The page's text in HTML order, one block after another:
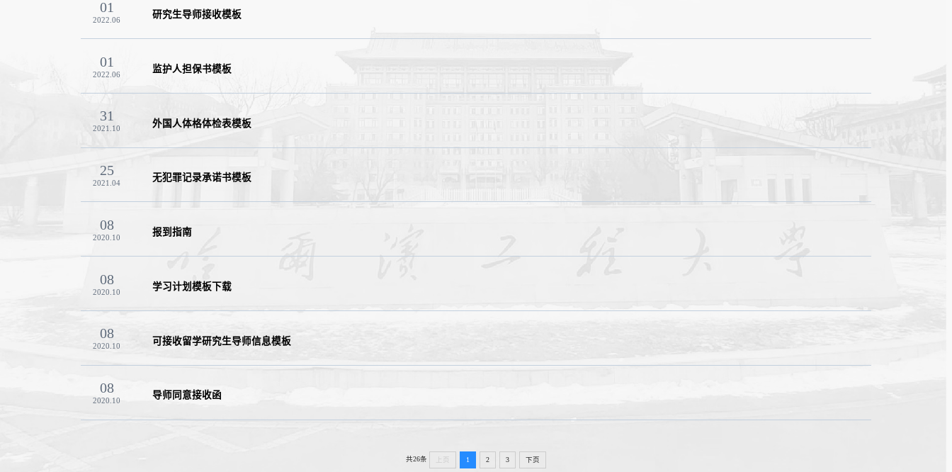
01
2022.06 研究生导师接收模板
01
2022.06 监护人担保书模板
31
2021.10 外国人体格体检表模板
25
2021.04 无犯罪记录承诺书模板
08
2020.10 报到指南
08
2020.10 学习计划模板下载
08
2020.10 可接收留学研究生导师信息模板
08
2020.10 导师同意接收函
共26条 上页 1 2 3 下页